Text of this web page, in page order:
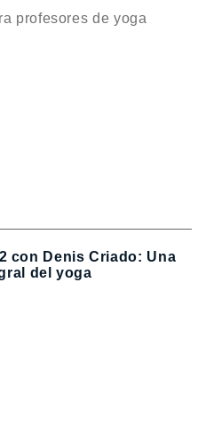
profesores de yoga
con Denis Criado: Una
del yoga